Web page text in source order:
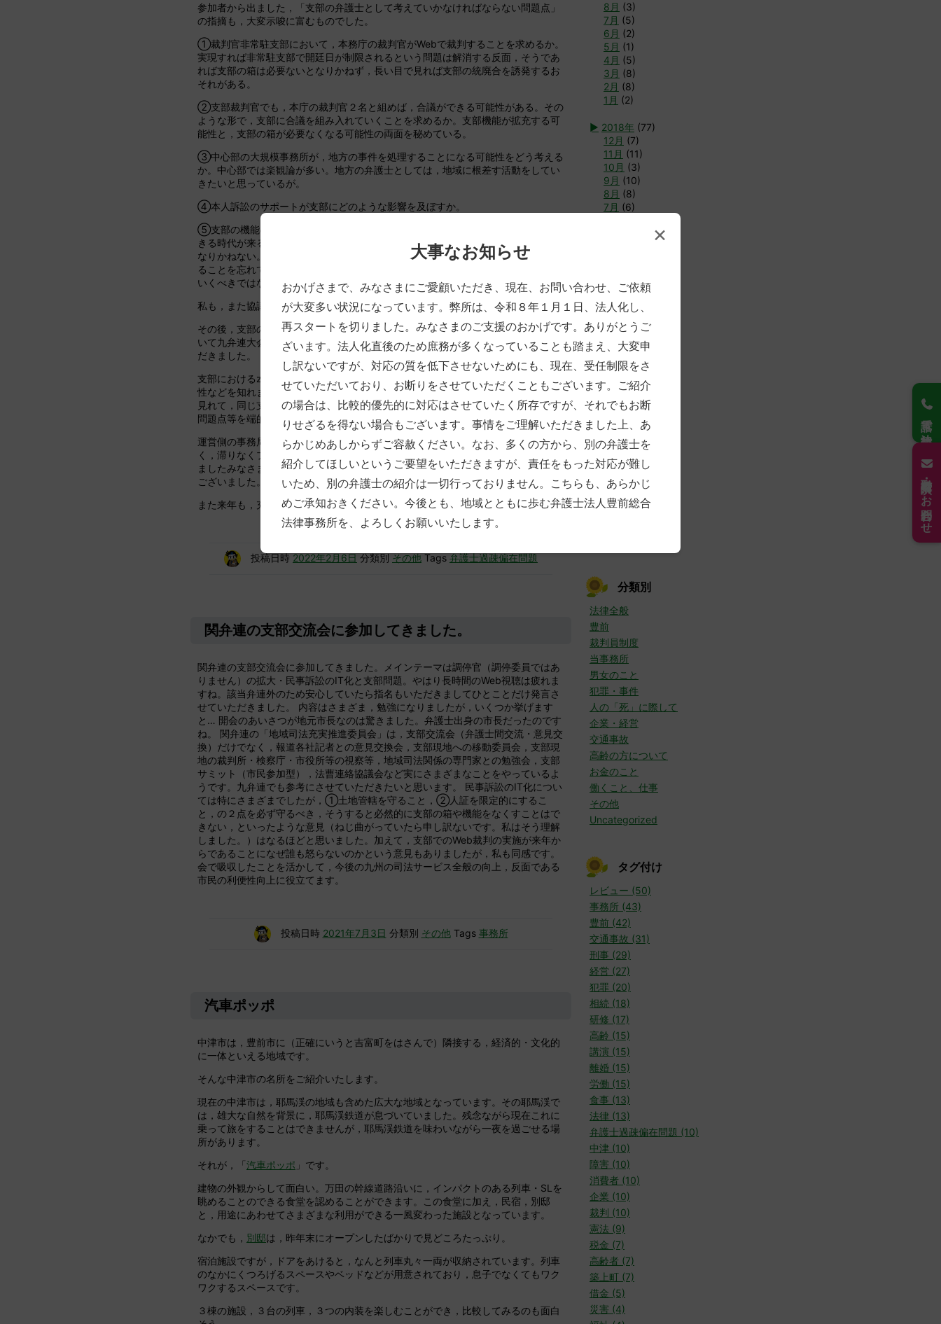
電話で法律相談
取材・講演のお問合わせ
参加者から出ました，「支部の弁護士として考えていかなければならない問題点」
の指摘も，大変示唆に富むものでした。
①裁判官非常駐支部において，本務庁の裁判官がWebで裁判することを求めるか。
実現すれば非常駐支部で開廷日が制限されるという問題は解消する反面，そうであ
れば支部の箱は必要ないとなりかねず，長い目で見れば支部の統廃合を誘発するお
それがある。
②支部裁判官でも，本庁の裁判官２名と組めば，合議ができる可能性がある。その
ような形で，支部に合議を組み入れていくことを求めるか。支部機能が拡充する可
能性と，支部の箱が必要なくなる可能性の両面を秘めている。
③中心部の大規模事務所が，地方の事件を処理することになる可能性をどう考える
か。中心部では楽観論が多い。地方の弁護士としては，地域に根差す活動をしてい
きたいと思っているが。
④本人訴訟のサポートが支部にどのような影響を及ぼすか。
⑤支部の機能の縮小の可能性をどう考えるか。長い目で見れば，みながITを活用で
きる時代が来るかもしれない。そうすると，支部の建物は必要なのかという議論に
なりかねない。平成初期の統廃合は裁判所主導で勝手にやられてしまったものであ
ることを忘れてはいけない。「ここだけは残してほしい」という守りの活動をして
いくべきではないか。
私も，また協議会も，引き続き考えていきたいです。
その後，支部の実情に関する意見交換，そして特別講演として，来年度北九州にお
いて九弁連大会が開催されることから，小倉の本庁昇格問題に関するご報告をいた
だきました。
支部におけるzoomを活用した相談の可能性，法テラスを利用した電話相談の可能
性などを知れました。支部の弁護士がいきいきと独特な活動をしているさまを垣間
見れて，同じ支部弁護士として非常に励みになりました。小倉の本庁昇格問題は，
問題点等を端的に知ることができ，今後の活動の糧としていきたいと思いました。
運営側の事務局長職を拝命しておりますが，今回も機器等の特段のトラブルもな
く，滞りなくプログラムが終了し，ほっとしているところです。参加していただき
ましたみなさま，お疲れ様でございました。運営側のみなさま，ご協力ありがとう
ございました。
また来年も，充実した会にしていきたいと思います！
投稿日時 2022年2月6日 分類別 その他 Tags 弁護士過疎偏在問題
関弁連の支部交流会に参加してきました。
関弁連の支部交流会に参加してきました。メインテーマは調停官（調停委員ではあ
りません）の拡大・民事訴訟のIT化と支部問題。やはり長時間のWeb視聴は疲れま
すね。該当弁連外のため安心していたら指名もいただきましてひとことだけ発言さ
せていただきました。 内容はさまざま，勉強になりましたが，いくつか挙げます
と… 開会のあいさつが地元市長なのは驚きました。弁護士出身の市長だったのです
ね。 関弁連の「地域司法充実推進委員会」は，支部交流会（弁護士間交流・意見交
換）だけでなく，報道各社記者との意見交換会，支部現地への移動委員会，支部現
地の裁判所・検察庁・市役所等の視察等，地域司法関係の専門家との勉強会，支部
サミット（市民参加型），法曹連絡協議会など実にさまざまなことをやっているよ
うです。九弁連でも参考にさせていただきたいと思います。 民事訴訟のIT化につい
ては特にさまざまでしたが，①土地管轄を守ること，②人証を限定的にするこ
と，の２点を必ず守るべき，そうすると必然的に支部の箱や機能をなくすことはで
きない，といったような意見（ねじ曲がっていたら申し訳ないです。私はそう理解
しました。）はなるほどと思いました。加えて，支部でのWeb裁判の実施が来年か
らであることになぜ誰も怒らないのかという意見もありましたが，私も同感です。
会で吸収したことを活かして，今後の九州の司法サービス全般の向上，反面である
市民の利便性向上に役立てます。
投稿日時 2021年7月3日 分類別 その他 Tags 事務所
汽車ポッポ
中津市は，豊前市に（正確にいうと吉富町をはさんで）隣接する，経済的・文化的
に一体といえる地域です。
そんな中津市の名所をご紹介いたします。
現在の中津市は，耶馬渓の地域も含めた広大な地域となっています。その耶馬渓で
は，雄大な自然を背景に，耶馬渓鉄道が息づいていました。残念ながら現在これに
乗って旅をすることはできませんが，耶馬渓鉄道を味わいながら一夜を過ごせる場
所があります。
それが，「汽車ポッポ 」です。
建物の外観からして面白い。万田の幹線道路沿いに，インパクトのある列車・SLを
眺めることのできる食堂を認めることができます。この食堂に加え，民宿，別邸
と，用途にあわせてさまざまな利用ができる一風変わった施設となっています。
なかでも， 別邸は，昨年末にオープンしたばかりで見どころたっぷり。
宿泊施設ですが，ドアをあけると，なんと列車丸々一両が収納されています。列車
のなかにくつろげるスペースやベッドなどが用意されており，息子でなくてもワク
ワクするスペースです。
３棟の施設，３台の列車，３つの内装を楽しむことができ，比較してみるのも面白
8月 (3)
7月 (5)
6月 (2)
5月 (1)
4月 (5)
3月 (8)
2月 (8)
1月 (2)
► 2018年 (77)
12月 (7)
11月 (11)
10月 (3)
9月 (10)
8月 (8)
7月 (6)
1月
(1)
► 2017年 (83)
12月 (4)
11月 (7)
10月 (12)
9月 (4)
8月
(4)
7月
(4)
6月 (2)
5月
(7)
4月
(3)
3月 (8)
2月 (7)
(21)
► 2016年 (30)
分類別
法律全般
豊前
裁判員制度
当事務所
男女のこと
犯罪・事件
人の「死」に際して
企業・経営
交通事故
高齢の方について
お金のこと
働くこと、仕事
その他
Uncategorized
タグ付け
レビュー (50)
事務所 (43)
豊前 (42)
交通事故 (31)
刑事 (29)
経営 (27)
犯罪 (20)
相続 (18)
研修 (17)
高齢 (15)
講演 (15)
離婚 (15)
労働 (15)
食事 (13)
法律 (13)
弁護士過疎偏在問題 (10)
中津 (10)
障害 (10)
消費者 (10)
企業 (10)
裁判 (10)
憲法 (9)
税金 (7)
高齢者 (7)
築上町 (7)
借金 (5)
災害 (4)
×
大事なお知らせ
おかげさまで、みなさまにご愛顧いただき、現在、お問い合わせ、ご依頼
が大変多い状況になっています。弊所は、令和８年１月１日、法人化し、
再スタートを切りました。みなさまのご支援のおかげです。ありがとうご
ざいます。法人化直後のため庶務が多くなっていることも踏まえ、大変申
し訳ないですが、対応の質を低下させないためにも、現在、受任制限をさ
せていただいており、お断りをさせていただくこともございます。ご紹介
の場合は、比較的優先的に対応はさせていたく所存ですが、それでもお断
りせざるを得ない場合もございます。事情をご理解いただきました上、あ
らかじめあしからずご容赦ください。なお、多くの方から、別の弁護士を
紹介してほしいというご要望をいただきますが、責任をもった対応が難し
いため、別の弁護士の紹介は一切行っておりません。こちらも、あらかじ
めご承知おきください。今後とも、地域とともに歩む弁護士法人豊前総合
法律事務所を、よろしくお願いいたします。